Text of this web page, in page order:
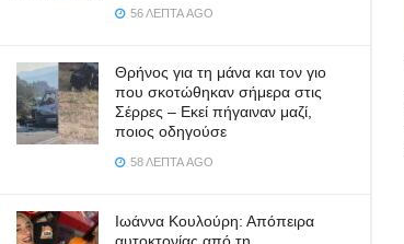
56 ΛΕΠΤΆ AGO
Θρήνος για τη μάνα και τον γιο
που σκοτώθηκαν σήμερα στις
Σέρρες – Εκεί πήγαιναν μαζί,
ποιος οδηγούσε
58 ΛΕΠΤΆ AGO
Ιωάννα Κουλούρη: Απόπειρα